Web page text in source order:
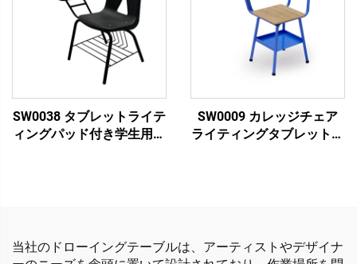
SW0038 タブレットライテ
ィングパッド付き学生用椅
SW0009 カレッジチェア
ライティングタブレット付
当社のドローイングテーブルは、アーティストやデザイナ